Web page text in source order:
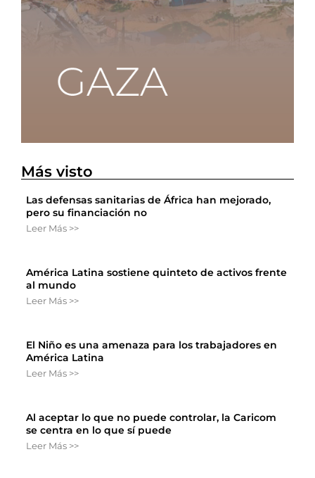
Más visto
Las defensas sanitarias de África han mejorado,
pero su financiación no
Leer Más >>
América Latina sostiene quinteto de activos frente
al mundo
Leer Más >>
El Niño es una amenaza para los trabajadores en
América Latina
Leer Más >>
Al aceptar lo que no puede controlar, la Caricom
se centra en lo que sí puede
Leer Más >>